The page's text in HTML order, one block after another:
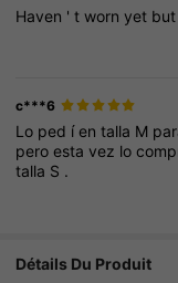
Haven 'twornyet
c***6
Lo ped íentalla M
peroestavez lo
talla S .
Détails Du Produit